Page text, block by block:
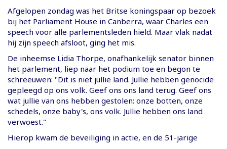
Afgelopen zondag was het Britse koningspaar op bezoek
bij het Parliament House in Canberra, waar Charles een
speech voor alle parlementsleden hield. Maar vlak nadat
hij zijn speech afsloot, ging het mis.
De inheemse Lidia Thorpe, onafhankelijk senator binnen
het parlement, liep naar het podium toe en begon te
schreeuwen: "Dit is niet jullie land. Jullie hebben genocide
gepleegd op ons volk. Geef ons ons land terug. Geef ons
wat jullie van ons hebben gestolen: onze botten, onze
schedels, onze baby's, ons volk. Jullie hebben ons land
verwoest."
Hierop kwam de beveiliging in actie, en de 51-jarige